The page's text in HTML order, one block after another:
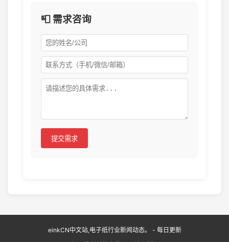
📮 需求咨询
提交需求
einkCN中文站,电子纸行业新闻动态。 - 每日更新